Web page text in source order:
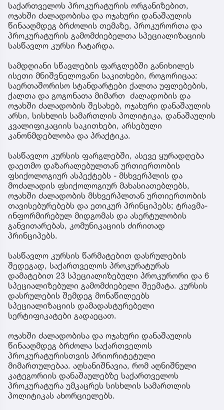
საქართველოს პროკურატურის ორგანიზებით,
ოჯახში ძალადობისა და ოჯახური დანაშაულის
წინააღმდეგ ბრძოლის თემაზე, პროკურორთა და
პროკურატურის გამომძიებელთა სპეციალიზაციის
სასწავლო კურსი ჩატარდა.
სამდღიანი სწავლების ფარგლებში განიხილეს
ისეთი მნიშვნელოვანი საკითხები, როგორიცაა:
საერთაშორისო სტანდარტები ქალთა უფლებების,
ქალთა და გოგონათა მიმართ ძალადობის და
ოჯახში ძალადობის შესახებ, ოჯახური დანაშაულის
არსი, სისხლის სამართლის პოლიტიკა, დანაშაულის
კვალიფიკაციის საკითხები, არსებული
კანონმდებლობა და პრაქტიკა.
სასწავლო კურსის ფარგლებში, ასევე ყურადღება
დაეთმო დაზარალებულთან ურთიერთობის
ფსიქოლოგიურ ასპექტებს - მსხვერპლის და
მოძალადის ფსიქოლოგიურ მახასიათებლებს,
ოჯახში ძალადობის მსხვერპლთან ურთიერთობის
თავისებურებებს და ეთიკურ პრინციპებს; ტრავმა-
ინფორმირებულ მიდგომას და ასერტულობის
განვითარებას, კომუნიკაციის ძირითად
პრინციპებს.
სასწავლო კურსის წარმატებით დასრულების
შედეგად, საქართველოს პროკურატურას
დამატებით 23 სპეციალიზებული პროკურორი და 6
სპეციალიზებული გამომძიებელი შეემატა. კურსის
დასრულების შემდეგ მონაწილეებს
სპეციალიზაციის დამადასტურებელი
სერტიფიკატები გადაეცათ.
ოჯახში ძალადობისა და ოჯახური დანაშაულის
წინააღმდეგ ბრძოლა საქართველოს
პროკურატურისთვის პრიორიტეტული
მიმართულებაა. აღსანიშნავია, რომ აღნიშნული
კატეგორიის დანაშაულებზე საქართველოს
პროკურატურა უმკაცრეს სისხლის სამართლის
პოლიტიკას ახორციელებს.